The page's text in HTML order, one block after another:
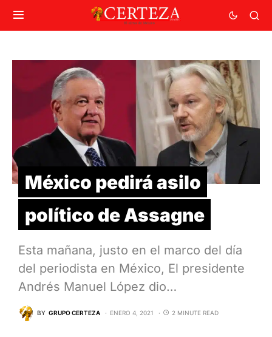
México pedirá asilo
político de Assagne
Esta mañana, justo en el marco del día
del periodista en México, El presidente
Andrés Manuel López dio…
BY GRUPO CERTEZA ENERO 4, 2021 2 MINUTE READ